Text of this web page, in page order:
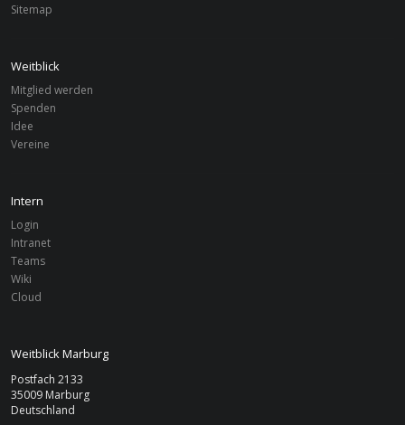
Sitemap
Weitblick
Mitglied werden
Spenden
Idee
Vereine
Intern
Login
Intranet
Teams
Wiki
Cloud
Weitblick Marburg
Postfach 2133
35009 Marburg
Deutschland